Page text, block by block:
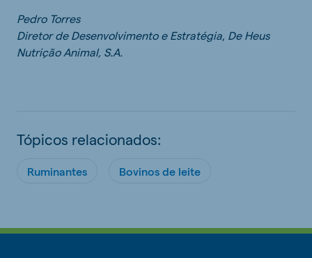
Pedro Torres
Diretor de Desenvolvimento e Estratégia, De Heus
Nutrição Animal, S.A.
Tópicos relacionados:
Ruminantes Bovinos de leite